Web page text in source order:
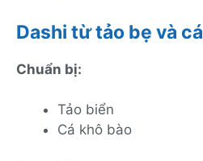
Dashi từ tảo bẹ và cá
Chuẩn bị:
Tảo biển
Cá khô bào